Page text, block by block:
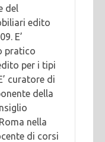
del
edito
E’
pratico
per i tipi
curatore di
della
nella
di corsi